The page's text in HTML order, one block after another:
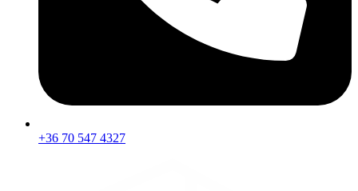
+36 70 547 4327